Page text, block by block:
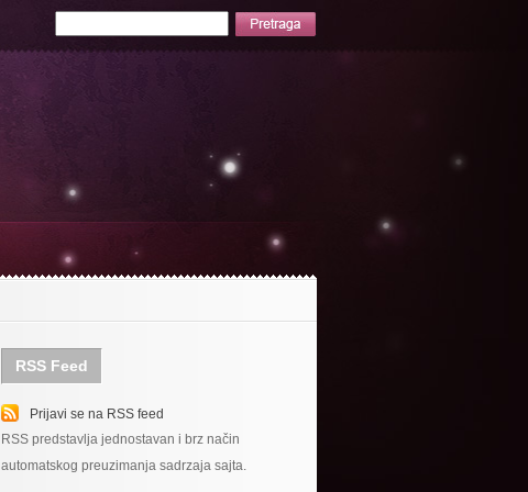
RSS Feed
Prijavi se na RSS feed
RSS predstavlja jednostavan i brz način
automatskog preuzimanja sadrzaja sajta.